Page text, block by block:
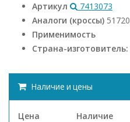
Артикул
7413073
Аналоги (кроссы)
Применимость
Страна-изготовитель:
Наличие и цены
Цена Наличие